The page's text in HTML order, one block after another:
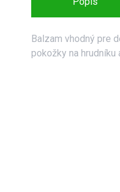
Balzam vhodný pre
pokožky na